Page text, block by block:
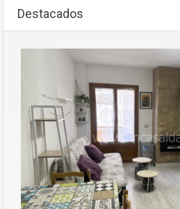
Destacados